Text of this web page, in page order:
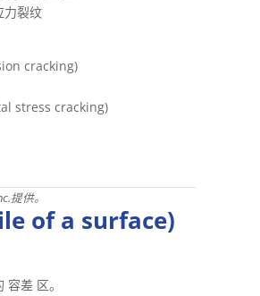
力裂纹
cracking)
stress cracking)
提供。
of a surface)
差 区。